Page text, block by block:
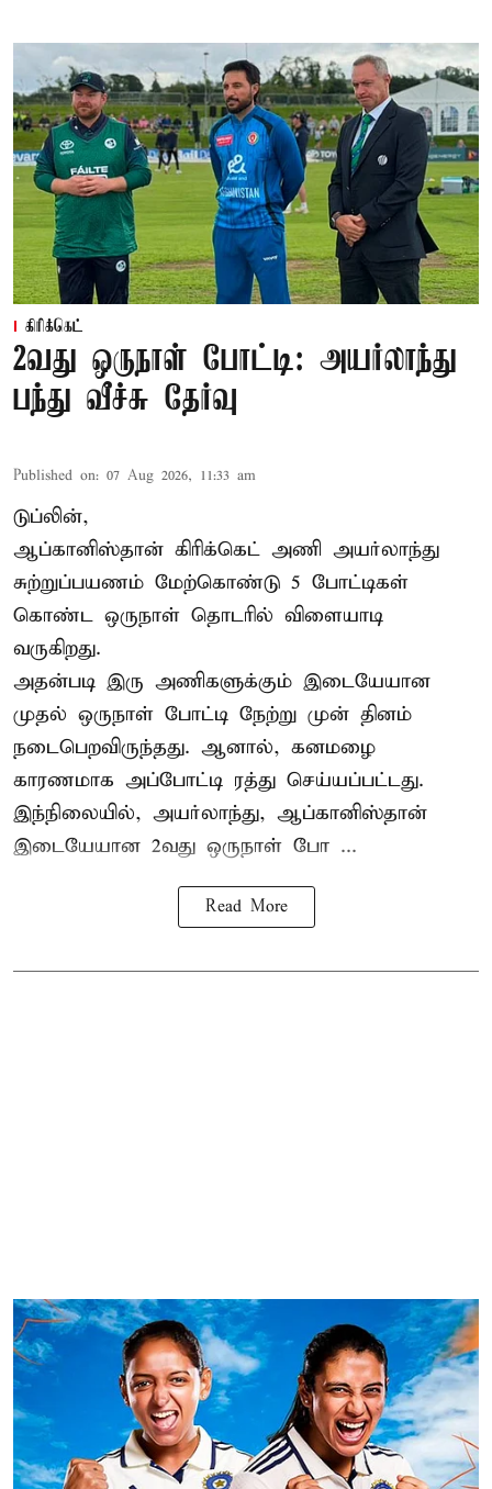
கிரிக்கெட்
2வது ஒருநாள் போட்டி: அயர்லாந்து
பந்து வீச்சு தேர்வு
Published on: 07 Aug 2026, 11:33 am
டுப்லின்,
ஆப்கானிஸ்தான் கிரிக்கெட் அணி அயர்லாந்து
சுற்றுப்பயணம் மேற்கொண்டு 5 போட்டிகள்
கொண்ட ஒருநாள் தொடரில் விளையாடி
வருகிறது.
அதன்படி இரு அணிகளுக்கும் இடையேயான
முதல் ஒருநாள் போட்டி நேற்று முன் தினம்
நடைபெறவிருந்தது. ஆனால், கனமழை
காரணமாக அப்போட்டி ரத்து செய்யப்பட்டது.
இந்நிலையில், அயர்லாந்து, ஆப்கானிஸ்தான்
இடையேயான 2வது ஒருநாள் போ ...
Read More